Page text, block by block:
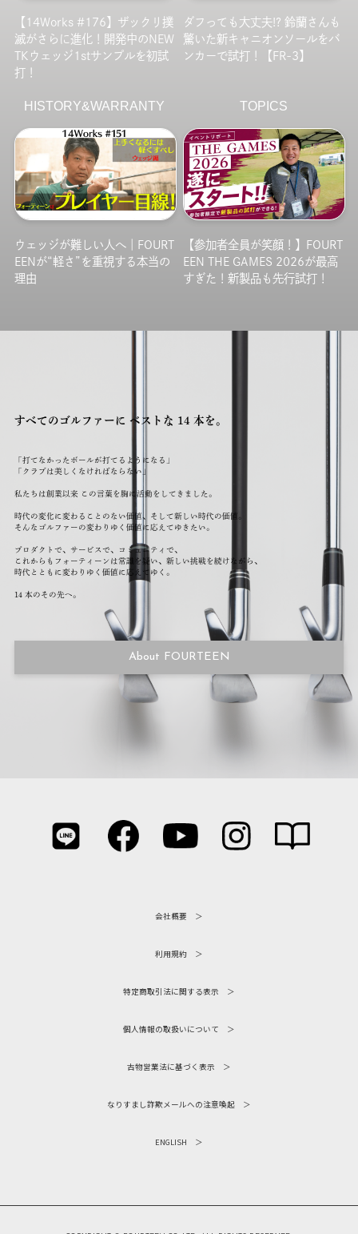
【14Works #176】ザックリ撲
滅がさらに進化！開発中のNEW
TKウェッジ1stサンプルを初試
打！
ダフっても大丈夫!? 鈴蘭さんも
驚いた新キャニオンソールをバ
ンカーで試打！【FR-3】
HISTORY&WARRANTY
ウェッジが難しい人へ｜FOURT
EENが“軽さ”を重視する本当の
理由
TOPICS
【参加者全員が笑顔！】FOURT
EEN THE GAMES 2026が最高
すぎた！新製品も先行試打！
すべてのゴルファーに ベストな 14 本を。
「打てなかったボールが打てるようになる」
「クラブは美しくなければならない」
私たちは創業以来 この言葉を胸に活動をしてきました。
時代の変化に変わることのない価値、そして新しい時代の価値。
そんなゴルファーの変わりゆく価値に応えてゆきたい。
プロダクトで、サービスで、コミュニティで、
これからもフォーティーンは常識を疑い、新しい挑戦を続けながら、
時代とともに変わりゆく価値に応えてゆく。
14 本のその先へ。
About FOURTEEN
会社概要
利用規約
特定商取引法に関する表示
個人情報の取扱いについて
古物営業法に基づく表示
なりすまし詐欺メールへの注意喚起
ENGLISH